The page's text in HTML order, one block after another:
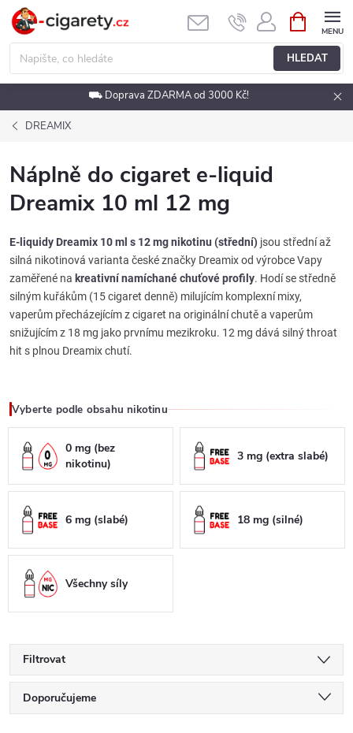
Přejít
obsah
HLEDAT
NÁKUPNÍ
KOŠÍK
⛟ Doprava ZDARMA od 3000 Kč!
DREAMIX
Náplně do cigaret e-liquid
Dreamix 10 ml 12 mg
E-liquidy Dreamix 10 ml s 12 mg nikotinu (střední) jsou střední až
silná nikotinová varianta české značky Dreamix od výrobce Vapy
zaměřené na kreativní namíchané chuťové profily. Hodí se středně
silným kuřákům (15 cigaret denně) milujícím komplexní mixy,
vaperům přecházejícím z cigaret na originální chutě a vaperům
snižujícím z 18 mg jako prvnímu mezikroku. 12 mg dává silný throat
hit s plnou Dreamix chutí.
Vyberte podle obsahu nikotinu
0 mg (bez
nikotinu)
3 mg (extra slabé)
6 mg (slabé) 18 mg (silné)
Všechny síly
Filtrovat
Ř
Doporučujeme